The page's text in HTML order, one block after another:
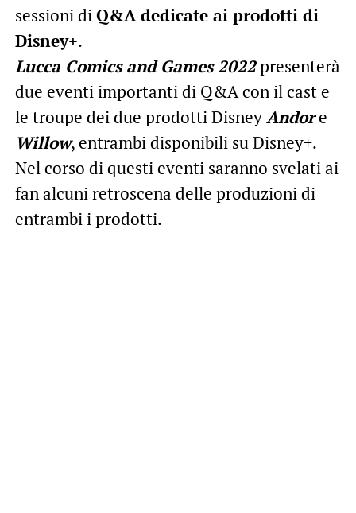
sessioni diQ&A dedicate ai prodotti di
Disney+.
Lucca Comics and Games 2022presenterà
due eventi importanti di Q&A con il cast e
le troupe dei due prodotti DisneyAndore
Willow, entrambi disponibili su Disney+.
Nel corso di questi eventi saranno svelati ai
fan alcuni retroscena delle produzioni di
entrambi i prodotti.